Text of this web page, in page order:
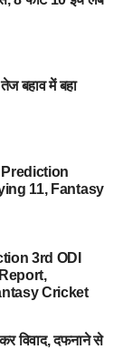
तेज बहाव में बहा
Prediction
11, Fantasy
3rd ODI
Cricket
विवाद, दफनाने से